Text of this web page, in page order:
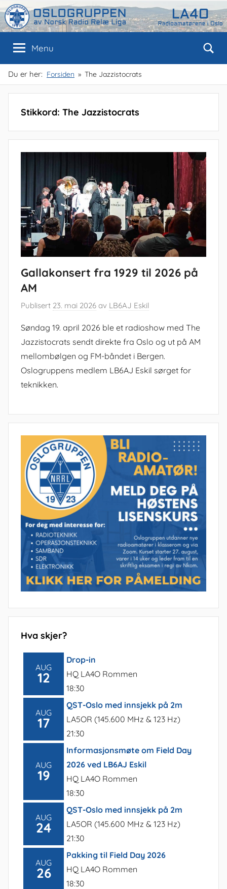
Skip
to
content
Oslogruppen
av
NRRL
Oslo
Menu
Du er her: Forsiden The Jazzistocrats
Stikkord: The Jazzistocrats
Gallakonsert fra 1929 til 2026 på
AM
Publisert 23. mai 2026 av LB6AJ Eskil
Søndag 19. april 2026 ble et radioshow med The
Jazzistocrats sendt direkte fra Oslo og ut på AM
mellombølgen og FM-båndet i Bergen.
Oslogruppens medlem LB6AJ Eskil sørget for
teknikken.
Hva skjer?
AUG
12
Drop-in
HQ LA4O Rommen
18:30
AUG
17
QST-Oslo med innsjekk på 2m
LA5OR (145.600 MHz & 123 Hz)
21:30
AUG
19
Informasjonsmøte om Field Day
2026 ved LB6AJ Eskil
HQ LA4O Rommen
18:30
AUG
24
QST-Oslo med innsjekk på 2m
LA5OR (145.600 MHz & 123 Hz)
21:30
AUG
26
Pakking til Field Day 2026
HQ LA4O Rommen
18:30